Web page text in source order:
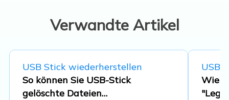
Multimedia-Software. …
Verwandte Artikel
USB Stick wiederherstellen
So können Sie USB-Stick
gelöschte Dateien
USB
Wie